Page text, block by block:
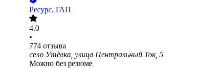
Ресурс, ГАП
4.0
•
774 отзыва
село Утёвка, улица Центральный Ток, 5
Можно без резюме